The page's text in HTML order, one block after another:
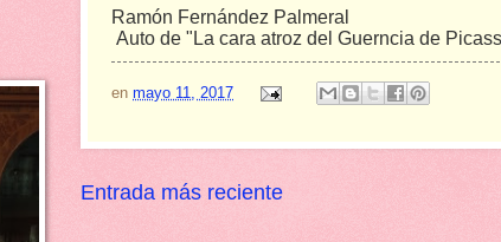
Ramón Fernández Palmeral
Auto de "La cara atroz del Guerncia de
en mayo 11, 2017
Entrada más reciente